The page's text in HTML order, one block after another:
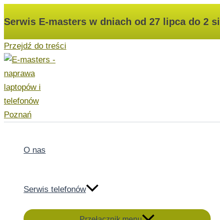
Serwis E-masters w dniach od 27 lipca do 2
Przejdź do treści
O nas
Serwis telefonów